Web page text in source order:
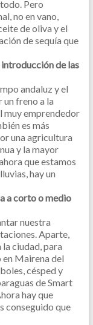
Pero
no en vano,
de oliva y el
de sequía que
de las
andaluz y el
freno a la
muy emprendedor
es más
una agricultura
y la mayor
que estamos
hay un
a corto o medio
nuestra
Aparte,
ciudad, para
en Mairena del
césped y
de Smart
hay que
conseguido que